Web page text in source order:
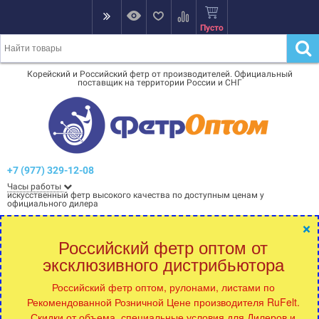
Пусто
Корейский и Российский фетр от производителей. Официальный
поставщик на территории России и СНГ
+7 (977) 329-12-08
Часы работы
искусственный фетр высокого качества по доступным ценам у
официального дилера
×
Российский фетр оптом от
эксклюзивного дистрибьютора
Российский фетр оптом, рулонами, листами по
Рекомендованной Розничной Цене производителя RuFelt.